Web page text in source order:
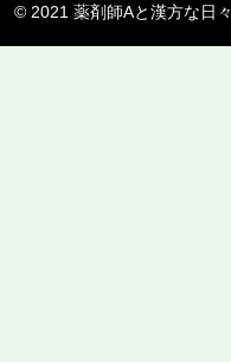
© 2021 薬剤師Aと漢方な日々.